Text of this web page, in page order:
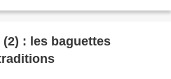
: les baguettes